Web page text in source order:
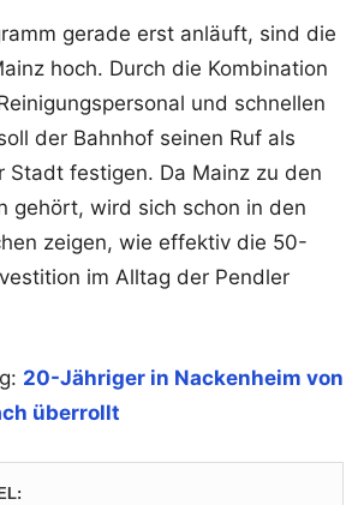
gerade erst anläuft, sind die
hoch. Durch die Kombination
und schnellen
der Bahnhof seinen Ruf als
Stadt festigen. Da Mainz zu den
gehört, wird sich schon in den
zeigen, wie effektiv die 50-
im Alltag der Pendler
20-Jähriger in Nackenheim von
überrollt